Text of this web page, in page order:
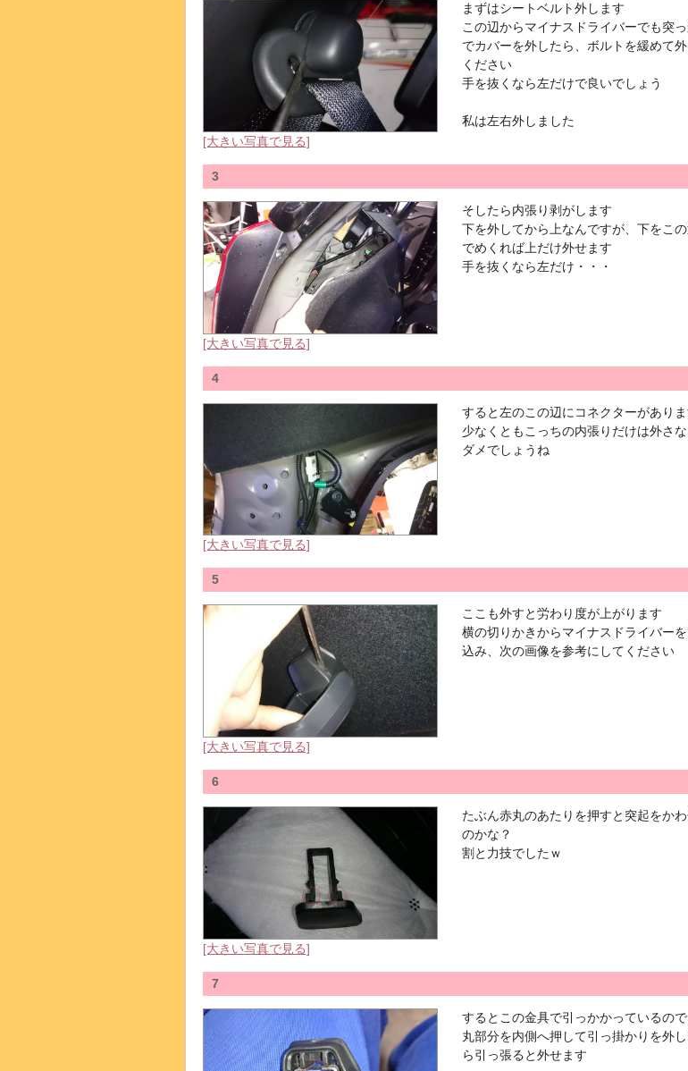
[大きい写真で見る]
まずはシートベルト外します
この辺からマイナスドライバーでも突
でカバーを外したら、ボルトを緩めて
ください
手を抜くなら左だけで良いでしょう
私は左右外しました
3
[大きい写真で見る]
そしたら内張り剥がします
下を外してから上なんですが、下をこの
でめくれば上だけ外せます
手を抜くなら左だけ・・・
4
[大きい写真で見る]
すると左のこの辺にコネクターがあり
少なくともこっちの内張りだけは外さな
ダメでしょうね
5
[大きい写真で見る]
ここも外すと労わり度が上がります
横の切りかきからマイナスドライバー
込み、次の画像を参考にしてください
6
[大きい写真で見る]
たぶん赤丸のあたりを押すと突起をか
のかな？
割と力技でしたｗ
7
するとこの金具で引っかかっているの
丸部分を内側へ押して引っ掛かりを外
ら引っ張ると外せます